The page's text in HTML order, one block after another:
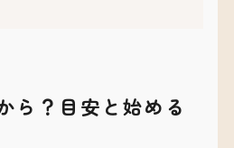
ら？目安と始める